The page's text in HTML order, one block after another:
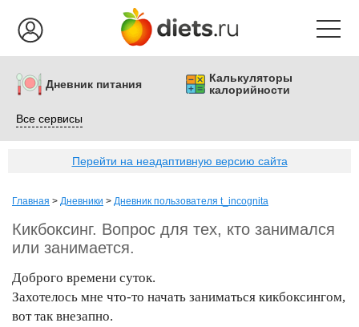
Дневник питания
Калькуляторы
калорийности
Все сервисы
Перейти на неадаптивную версию сайта
Главная > Дневники > Дневник пользователя t_incognita
Кикбоксинг. Вопрос для тех, кто занимался
или занимается.
Доброго времени суток.
Захотелось мне что-то начать заниматься кикбоксингом,
вот так внезапно.